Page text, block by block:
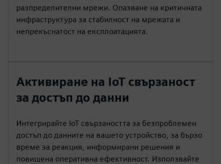
разпределителни мрежи. Опазване на критичната
инфраструктура за стабилност на мрежата и
непрекъснатост на експлоатацията.
Активиране на IoT свързаност
за достъп до данни
Интегрирайте IoT свързаността за безпроблемен
достъп до данните на вашето устройство, за бързо
време за реакция, информирани решения и
повишена оперативна ефективност. Използвайте